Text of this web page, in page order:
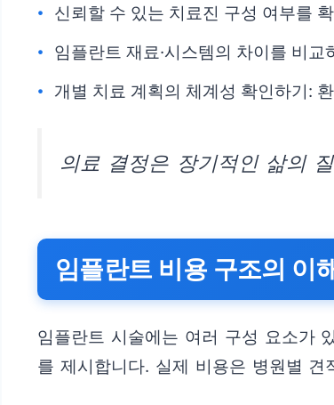
신뢰할 수 있는 치료진 구성 여부를
임플란트 재료·시스템의 차이를 비
개별 치료 계획의 체계성 확인하기:
의료 결정은 장기적인 삶의
임플란트 비용 구조의 이
임플란트 시술에는 여러 구성 요소가
를 제시합니다. 실제 비용은 병원별